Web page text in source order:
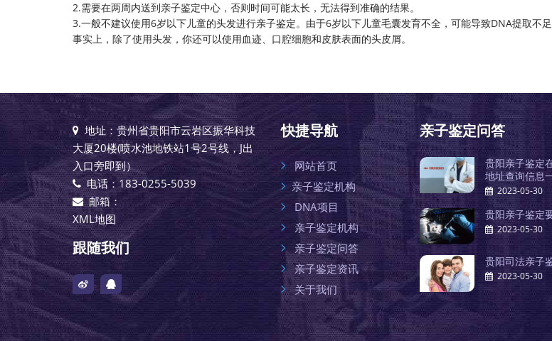
2.需要在两周内送到亲子鉴定中心，否则时间可能太长，无法得到准确的结果。
3.一般不建议使用6岁以下儿童的头发进行亲子鉴定。由于6岁以下儿童毛囊发育不全，可能导致DNA提取不足
事实上，除了使用头发，你还可以使用血迹、口腔细胞和皮肤表面的头皮屑。
地址：贵州省贵阳市云岩区振华科技
大厦20楼(喷水池地铁站1号2号线，J出
入口旁即到）
电话：183-0255-5039
邮箱：
XML地图
跟随我们
快捷导航
网站首页
亲子鉴定机构
DNA项目
亲子鉴定机构
亲子鉴定问答
亲子鉴定资讯
关于我们
亲子鉴定问答
贵阳亲子鉴定
地址查询信息
2023-05-30
贵阳亲子鉴定
2023-05-30
贵阳司法亲子
2023-05-30